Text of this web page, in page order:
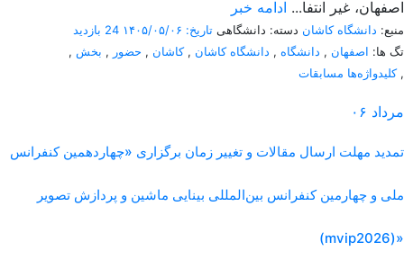
اصفهان، غیر انتفا... ادامه خبر
منبع: دانشگاه کاشان دسته: دانشگاهی تاریخ: ۱۴۰۵/۰۵/۰۶
24 بازدید
تگ ها: اصفهان , دانشگاه , دانشگاه کاشان ,کاشان , حضور , بخش ,
کلیدواژه‌ها مسابقات,
۰۶ مرداد
تمدید مهلت ارسال مقالات و تغییر زمان برگزاری «چهاردهمین کنفرانس
ملی و چهارمین کنفرانس بین‌المللی بینایی ماشین و پردازش تصویر
(mvip2026)»